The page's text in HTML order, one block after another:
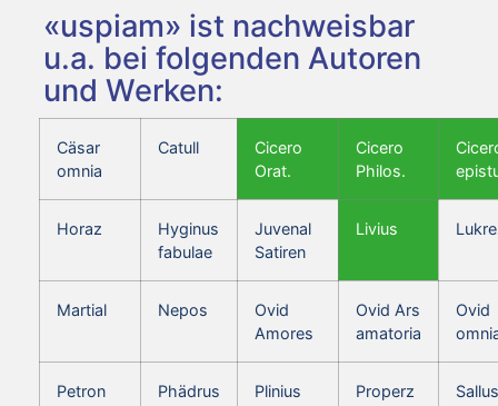
«uspiam» ist nachweisbar
u.a. bei folgenden Autoren
und Werken:
Cäsar
omnia
Catull
Cicero
Orat.
Cicero
Philos.
Horaz
Hyginus
fabulae
Juvenal
Satiren
Livius
Martial Nepos
Ovid
Amores
Ovid Ars
amatoria
Ovid
Petron
Phädrus
Plinius
Properz